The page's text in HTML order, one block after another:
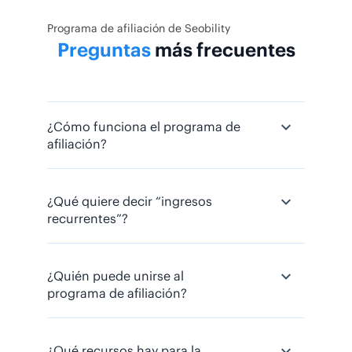
Programa de afiliación de Seobility
Preguntasmás frecuentes
¿Cómo funciona el programa de
afiliación?
Tras registrarte, accederás
directamente a tu panel de control
personalizado y a tu enlace de
A continuación, puedes empezar a
promocionar Seobility
Recibirás una comisión continua
¿Qué quiere decir “ingresos
recurrentes”?
Cuando hablamos de “ingresos
recurrentes” o de “comisión
continua”, significa querecibirás
¿Quién puede unirse al
programa de afiliación?